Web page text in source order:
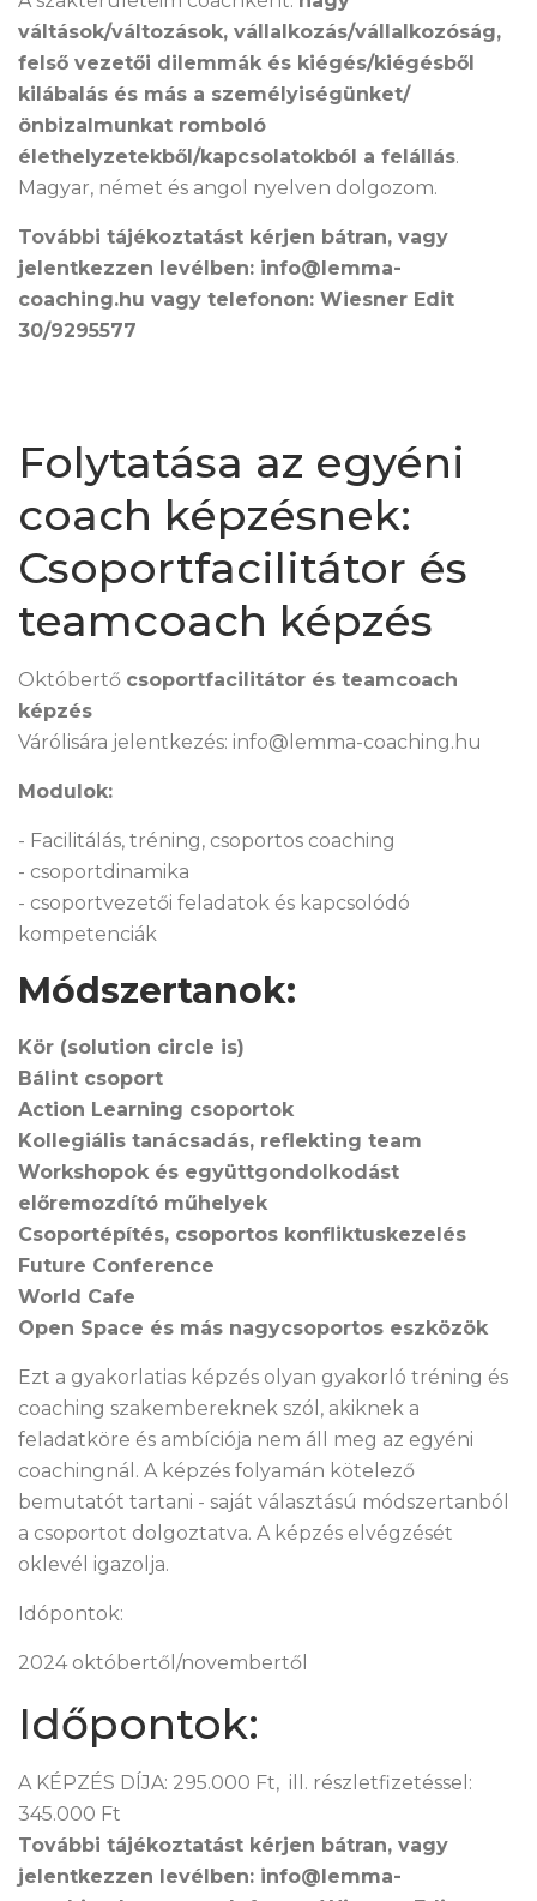
váltások/változások, vállalkozás/vállalkozóság,
felső vezetői dilemmák és kiégés/kiégésből
kilábalás és más a személyiségünket/
önbizalmunkat romboló
élethelyzetekből/kapcsolatokból a felállás.
Magyar, német és angol nyelven dolgozom.
További tájékoztatást kérjen bátran, vagy
jelentkezzen levélben: info@lemma-
coaching.hu vagy telefonon: Wiesner Edit
30/9295577
Folytatása az egyéni
coach képzésnek:
Csoportfacilitátor és
teamcoach képzés
Októbertő csoportfacilitátor és teamcoach
képzés
Várólisára jelentkezés: info@lemma-coaching.hu
Modulok:
- Facilitálás, tréning, csoportos coaching
- csoportdinamika
- csoportvezetői feladatok és kapcsolódó
kompetenciák
Módszertanok:
Kör (solution circle is)
Bálint csoport
Action Learning csoportok
Kollegiális tanácsadás, reflekting team
Workshopok és együttgondolkodást
előremozdító műhelyek
Csoportépítés, csoportos konfliktuskezelés
Future Conference
World Cafe
Open Space és más nagycsoportos eszközök
Ezt a gyakorlatias képzés olyan gyakorló tréning és
coaching szakembereknek szól, akiknek a
feladatköre és ambíciója nem áll meg az egyéni
coachingnál. A képzés folyamán kötelező
bemutatót tartani - saját választású módszertanból
a csoportot dolgoztatva. A képzés elvégzését
oklevél igazolja.
Idópontok:
2024 októbertől/novembertől
Időpontok:
A KÉPZÉS DÍJA: 295.000 Ft, ill. részletfizetéssel:
345.000 Ft
További tájékoztatást kérjen bátran, vagy
jelentkezzen levélben: info@lemma-